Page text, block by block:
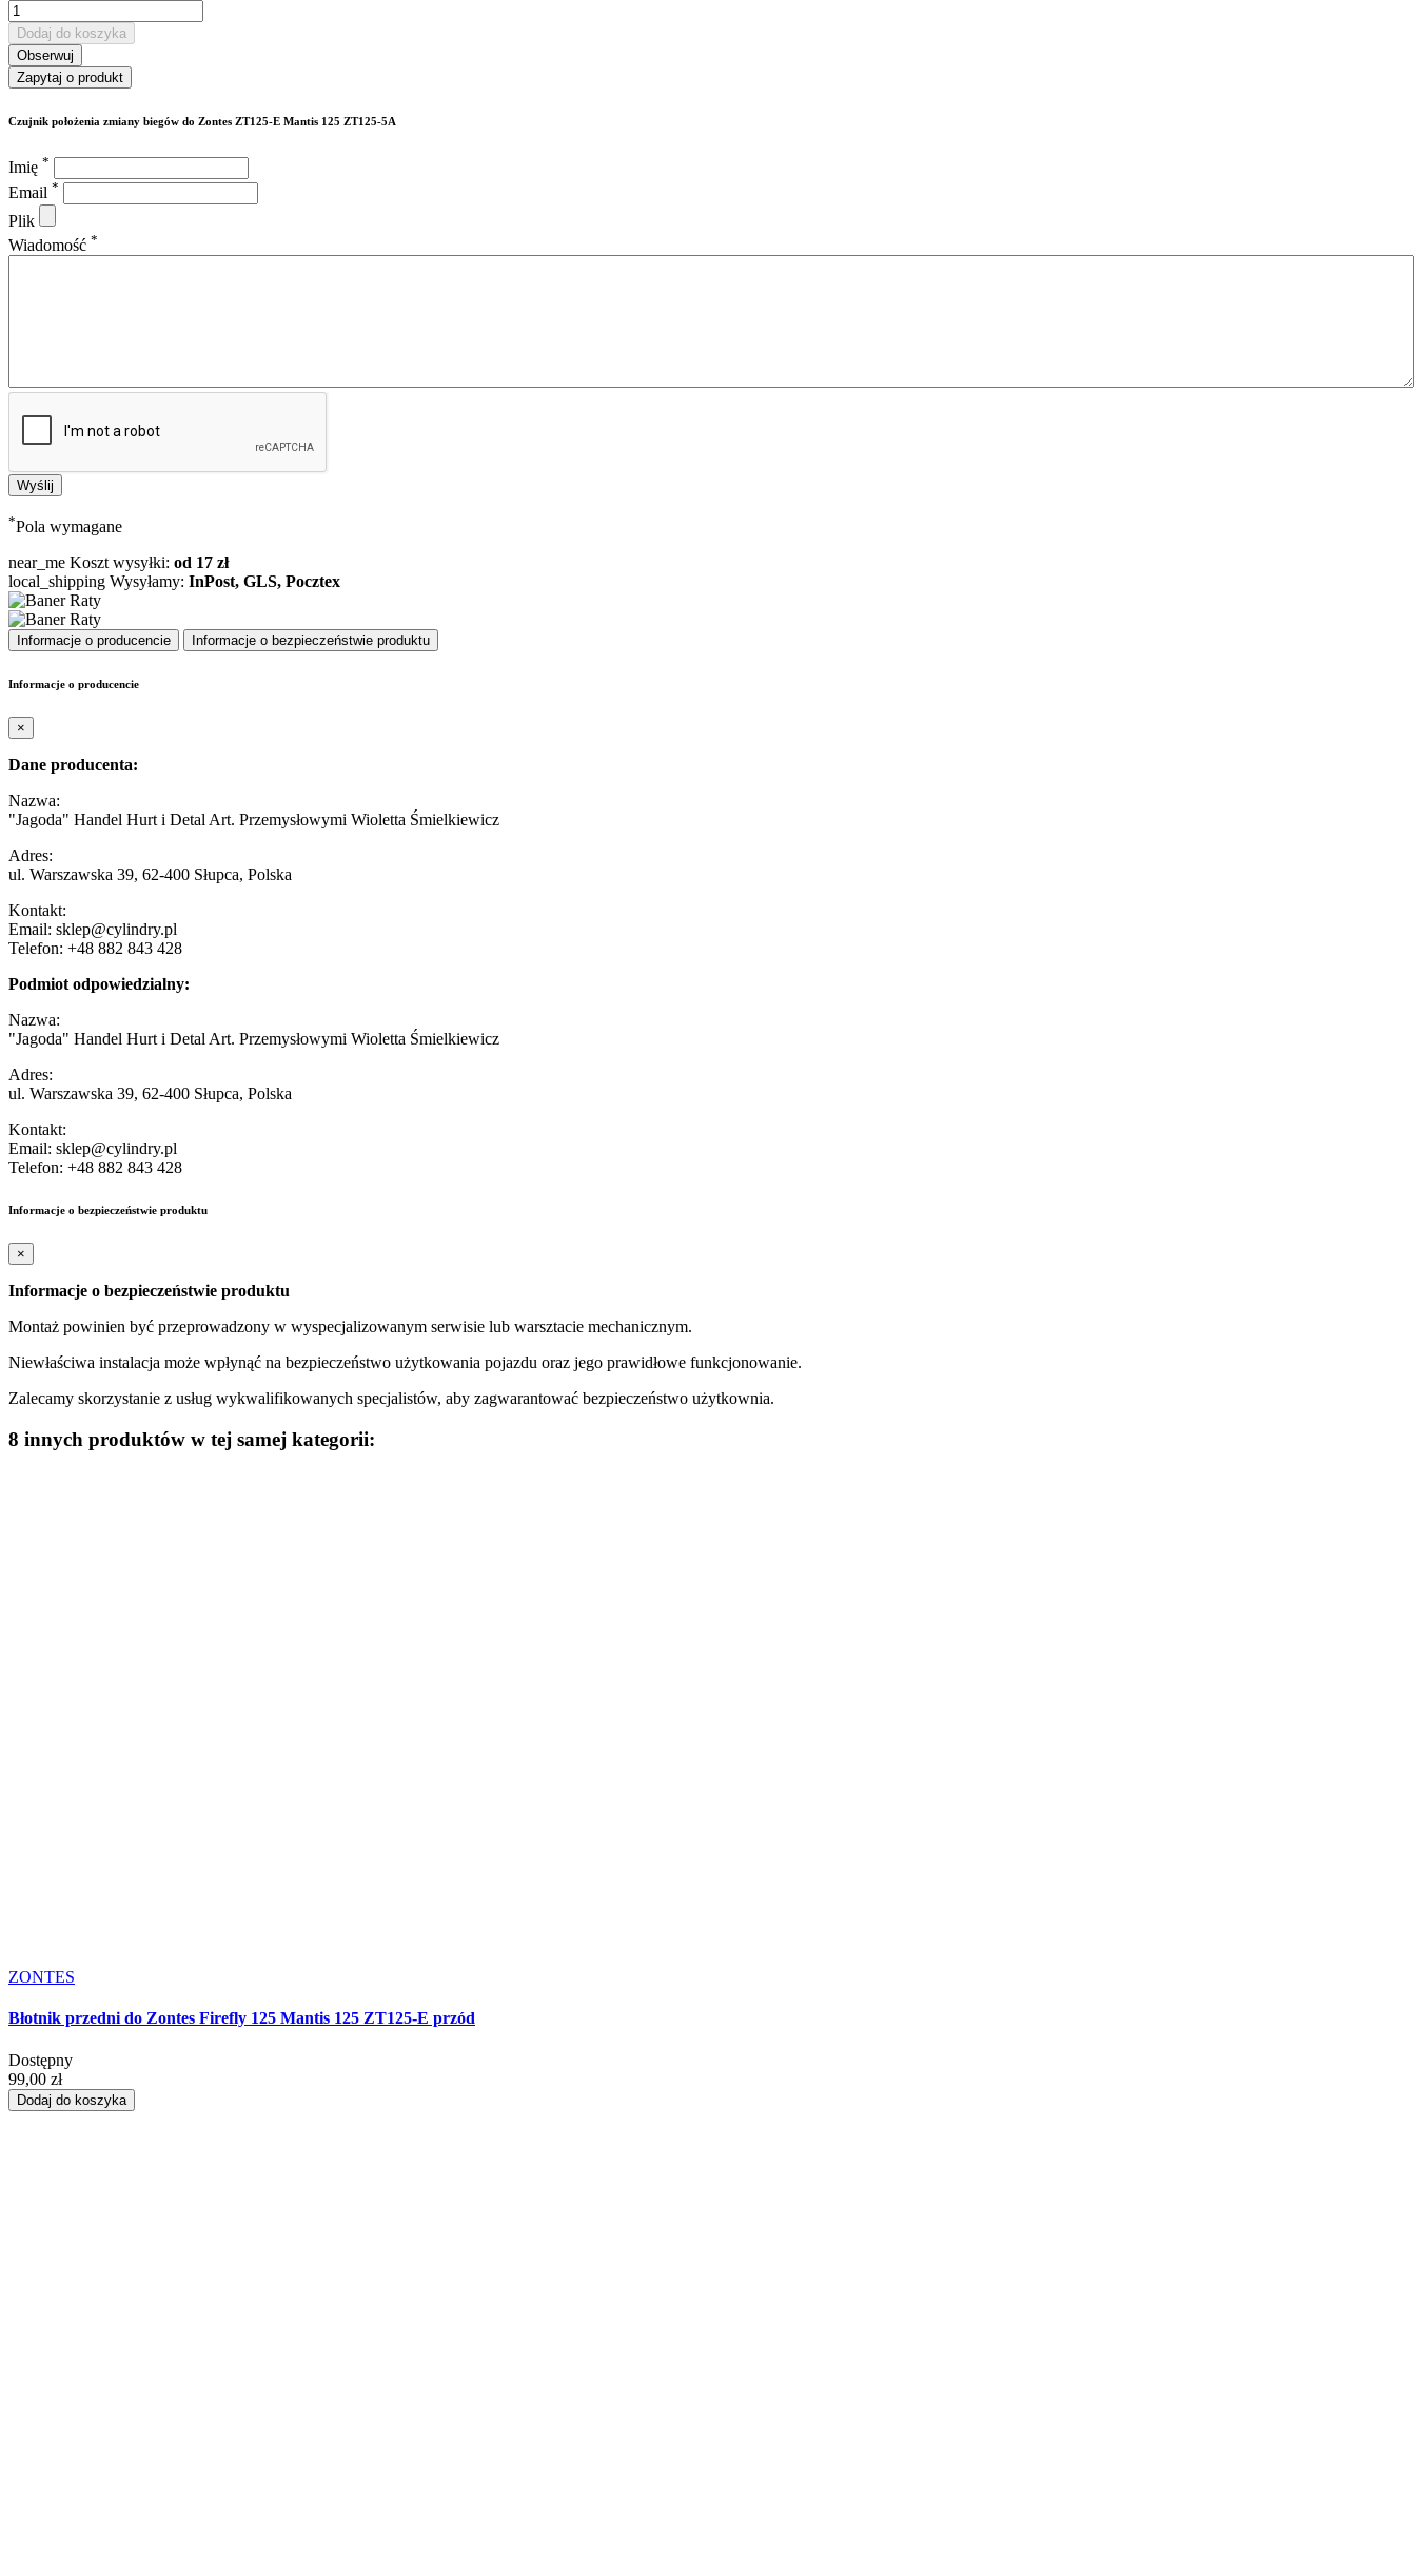
Dodaj do koszyka
Obserwuj
Zapytaj o produkt
Czujnik położenia zmiany biegów do Zontes ZT125-E Mantis 125 ZT125-5A
Imię *
Email *
Plik
Wiadomość *
*Pola wymagane
near_me Koszt wysyłki: od 17 zł
local_shipping Wysyłamy: InPost, GLS, Pocztex
Informacje o producencie Informacje o bezpieczeństwie produktu
Informacje o producencie
×
Dane producenta:
Nazwa:
"Jagoda" Handel Hurt i Detal Art. Przemysłowymi Wioletta Śmielkiewicz
Adres:
ul. Warszawska 39, 62-400 Słupca, Polska
Kontakt:
Email: sklep@cylindry.pl
Telefon: +48 882 843 428
Podmiot odpowiedzialny:
Nazwa:
"Jagoda" Handel Hurt i Detal Art. Przemysłowymi Wioletta Śmielkiewicz
Adres:
ul. Warszawska 39, 62-400 Słupca, Polska
Kontakt:
Email: sklep@cylindry.pl
Telefon: +48 882 843 428
Informacje o bezpieczeństwie produktu
×
Informacje o bezpieczeństwie produktu
Montaż powinien być przeprowadzony w wyspecjalizowanym serwisie lub warsztacie mechanicznym.
Niewłaściwa instalacja może wpłynąć na bezpieczeństwo użytkowania pojazdu oraz jego prawidłowe funkcjonowanie.
Zalecamy skorzystanie z usług wykwalifikowanych specjalistów, aby zagwarantować bezpieczeństwo użytkownia.
8 innych produktów w tej samej kategorii:
ZONTES
Błotnik przedni do Zontes Firefly 125 Mantis 125 ZT125-E przód
Dostępny
99,00 zł
Dodaj do koszyka